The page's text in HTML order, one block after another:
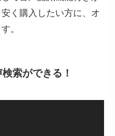
く購入したい方に、オ
。
索ができる！